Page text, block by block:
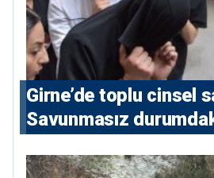
Girne’de toplu cinsel
Savunmasız